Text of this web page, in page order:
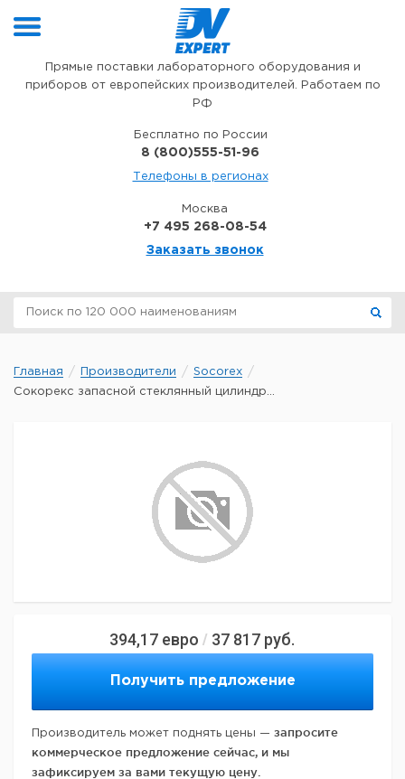
Прямые поставки лабораторного оборудования и
приборов от европейских производителей. Работаем по
РФ
Бесплатно по России
8 (800)555-51-96
Телефоны в регионах
Москва
+7 495 268-08-54
Заказать звонок
Главная Производители
Socorex
Сокорекс запасной стеклянный цилиндр...
394,17 евро / 37 817 руб.
Получить предложение
Производитель может поднять цены — запросите
коммерческое предложение сейчас, и мы
зафиксируем за вами текущую цену.